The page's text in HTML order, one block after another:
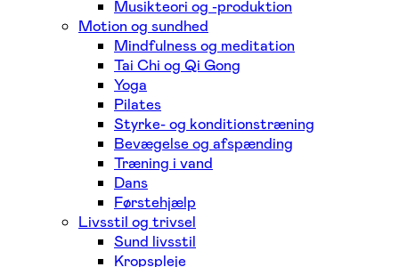
Musikteori og -produktion
Motion og sundhed
Mindfulness og meditation
Tai Chi og Qi Gong
Yoga
Pilates
Styrke- og konditionstræning
Bevægelse og afspænding
Træning i vand
Dans
Førstehjælp
Livsstil og trivsel
Sund livsstil
Kropspleje